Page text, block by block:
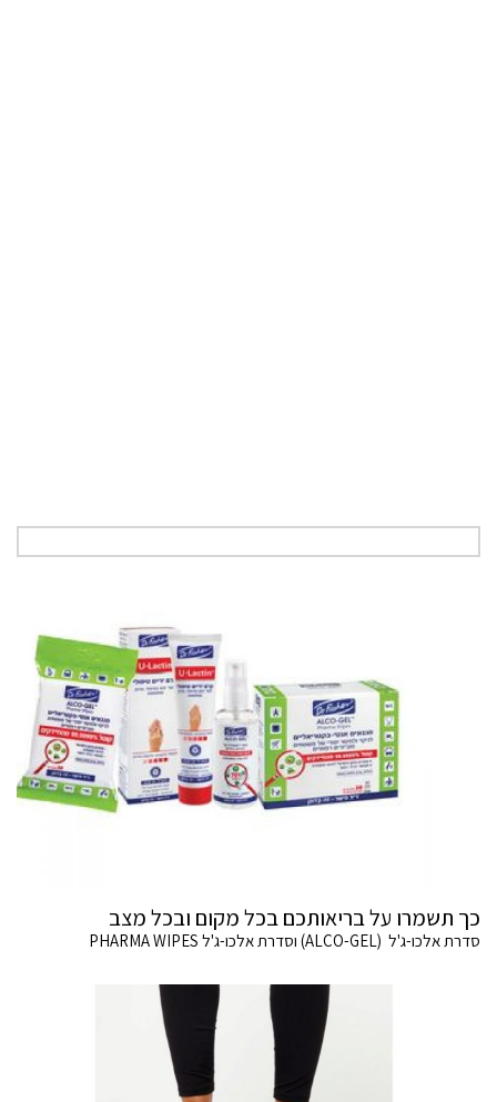
כך תשמרו על בריאותכם בכל מקום ובכל מצב
סדרת אלכו-ג'ל (ALCO-GEL) וסדרת אלכו-ג'ל PHARMA WIPES